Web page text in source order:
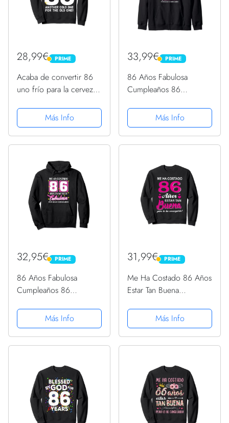
28,99€ PRIME
PRIME
Acaba de convertir 86
uno frío para la cerveza
SudaderaMás Info
33,99€ PRIME
PRIME
86 Años Fabulosa
Cumpleaños 86
Más Info
32,95€ PRIME
PRIME
86 Años Fabulosa
Cumpleaños 86
Más Info
31,99€ PRIME
PRIME
Me Ha Costado 86 Años
Estar Tan Buena
SudaderaMás Info